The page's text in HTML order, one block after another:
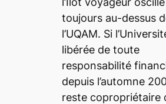
toujours au-dessus
l’UQAM. Si
libérée de toute
responsabilité
depuis l’automne
reste copropriétaire